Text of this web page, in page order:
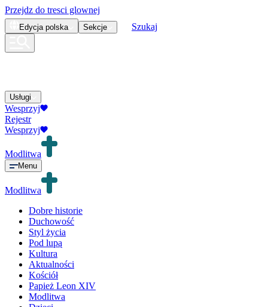
Przejdz do tresci glownej
Edycja polska Sekcje Szukaj
Usługi
Wesprzyj
Rejestr
Wesprzyj
Modlitwa
Menu
Modlitwa
Dobre historie
Duchowość
Styl życia
Pod lupą
Kultura
Aktualności
Kościół
Papież Leon XIV
Modlitwa